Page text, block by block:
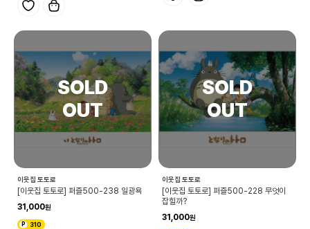
이웃집 토토로
[이웃집 토토로] 퍼즐500-238 일광욕
31,000
310
이웃집 토토로
[이웃집 토토로] 퍼즐500-228 무엇이
잡힐까?
31,000